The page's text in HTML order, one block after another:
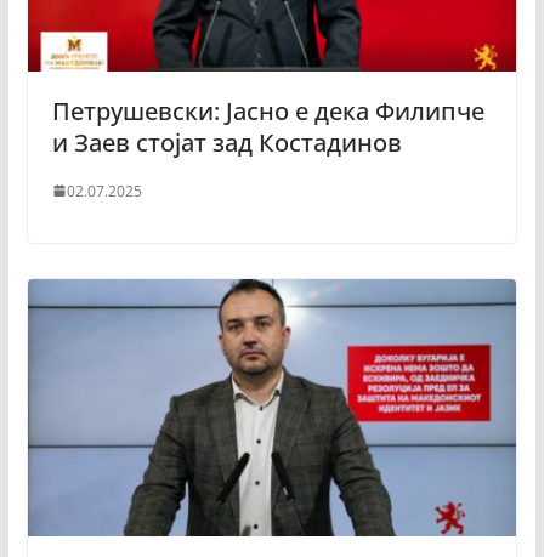
Петрушевски: Јасно е дека Филипче
и Заев стојат зад Костадинов
02.07.2025